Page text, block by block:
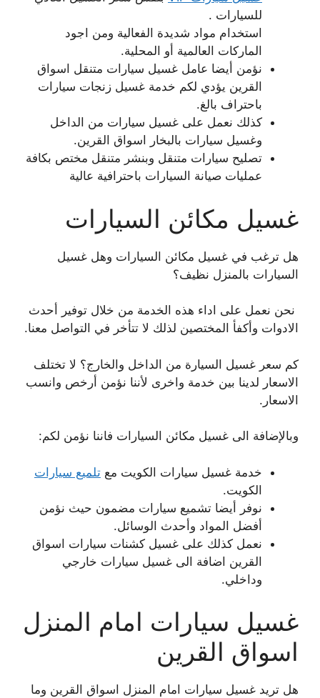
للسيارات .
استخدام مواد شديدة الفعالية ومن اجود
الماركات العالمية أو المحلية.
نؤمن أيضا عامل غسيل سيارات متنقل اسواق
القرين يؤدي لكم خدمة غسيل زنجات سيارات
باحتراف بالغ.
كذلك نعمل على غسيل سيارات من الداخل
وغسيل سيارات بالبخار اسواق القرين.
تصليح سيارات متنقل وبنشر متنقل مختص بكافة
عمليات صيانة السيارات باحترافية عالية
غسيل مكائن السيارات
هل ترغب في غسيل مكائن السيارات وهل غسيل
السيارات بالمنزل نظيف؟
نحن نعمل على اداء هذه الخدمة من خلال توفير أحدث
الادوات وأكفأ المختصين لذلك لا تتأخر في التواصل معنا.
كم سعر غسيل السيارة من الداخل والخارج؟ لا تختلف
الاسعار لدينا بين خدمة واخرى لأننا نؤمن أرخص وانسب
الاسعار.
وبالإضافة الى غسيل مكائن السيارات فاننا نؤمن لكم:
خدمة غسيل سيارات الكويت مع تلميع سيارات
الكويت.
نوفر أيضا تشميع سيارات مضمون حيث نؤمن
أفضل المواد وأحدث الوسائل.
نعمل كذلك على غسيل كشنات سيارات اسواق
القرين اضافة الى غسيل سيارات خارجي
وداخلي.
غسيل سيارات امام المنزل
اسواق القرين
هل تريد غسيل سيارات امام المنزل اسواق القرين وما